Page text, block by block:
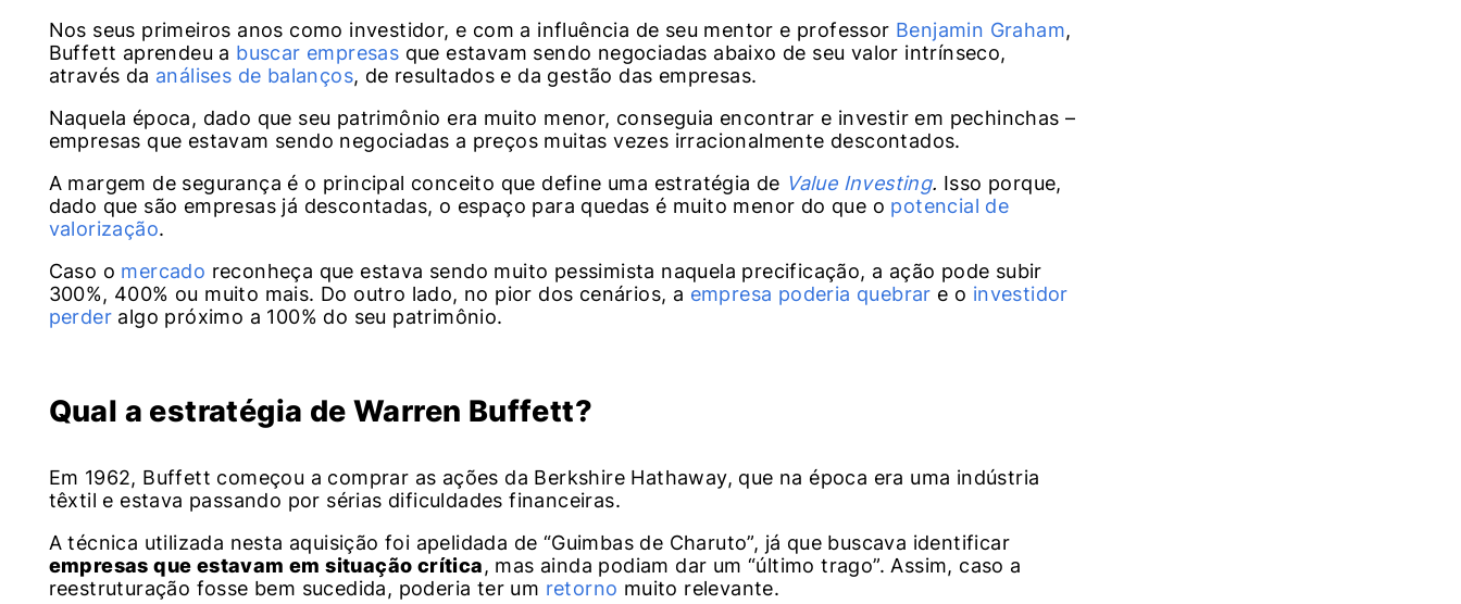
Nos seus primeiros anos como investidor, e com a influência de seu mentor e professor Benjamin Graham,
Buffett aprendeu a buscar empresas que estavam sendo negociadas abaixo de seu valor intrínseco,
através da análises de balanços, de resultados e da gestão das empresas.
Naquela época, dado que seu patrimônio era muito menor, conseguia encontrar e investir em pechinchas –
empresas que estavam sendo negociadas a preços muitas vezes irracionalmente descontados.
A margem de segurança é o principal conceito que define uma estratégia de Value Investing. Isso porque,
dado que são empresas já descontadas, o espaço para quedas é muito menor do que o potencial de
valorização.
Caso o mercado reconheça que estava sendo muito pessimista naquela precificação, a ação pode subir
300%, 400% ou muito mais. Do outro lado, no pior dos cenários, a empresa poderia quebrar e o investidor
perderalgo próximo a 100% do seu patrimônio.
Qual a estratégia de Warren Buffett?
Em 1962, Buffett começou a comprar as ações da Berkshire Hathaway, que na época era uma indústria
têxtil e estava passando por sérias dificuldades financeiras.
A técnica utilizada nesta aquisição foi apelidada de “Guimbas de Charuto”, já que buscava identificar
empresas que estavam em situação crítica, mas ainda podiam dar um “último trago”. Assim, caso a
reestruturação fosse bem sucedida, poderia ter um retorno muito relevante.